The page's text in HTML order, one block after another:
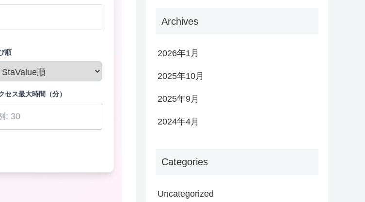
順
セス最大時間（分）
Archives
2026年1月
2025年10月
2025年9月
2024年4月
Categories
Uncategorized